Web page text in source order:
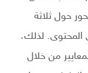
حول ثلاثة
المحتوى. لذلك،
من خلال